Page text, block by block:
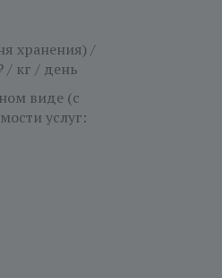
хранения) /
/ кг / день
виде (с
услуг: